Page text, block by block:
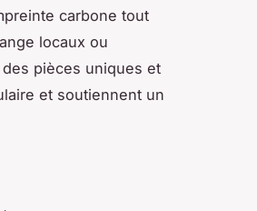
carbone tout
locaux ou
pièces uniques et
et soutiennent un